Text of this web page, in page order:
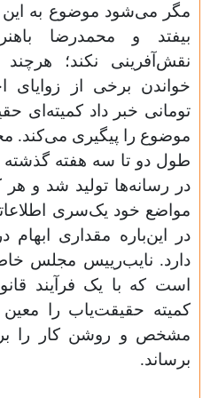
مگر می‌شود موضوع به
بیفتد و محمدرضا
نقش‌آفرینی نکند؛
خواندن برخی از زوایای
تومانی خبر داد کمیته‌ای
موضوع را پیگیری می‌کند.
طول دو تا سه هفته
در رسانه‌ها تولید شد و
مواضع خود یک‌سری
در این‌باره مقداری
دارد. نایب‌رییس مجلس
است که با یک فرآیند
کمیته حقیقت‌یاب را
مشخص و روشن کار را
برساند.